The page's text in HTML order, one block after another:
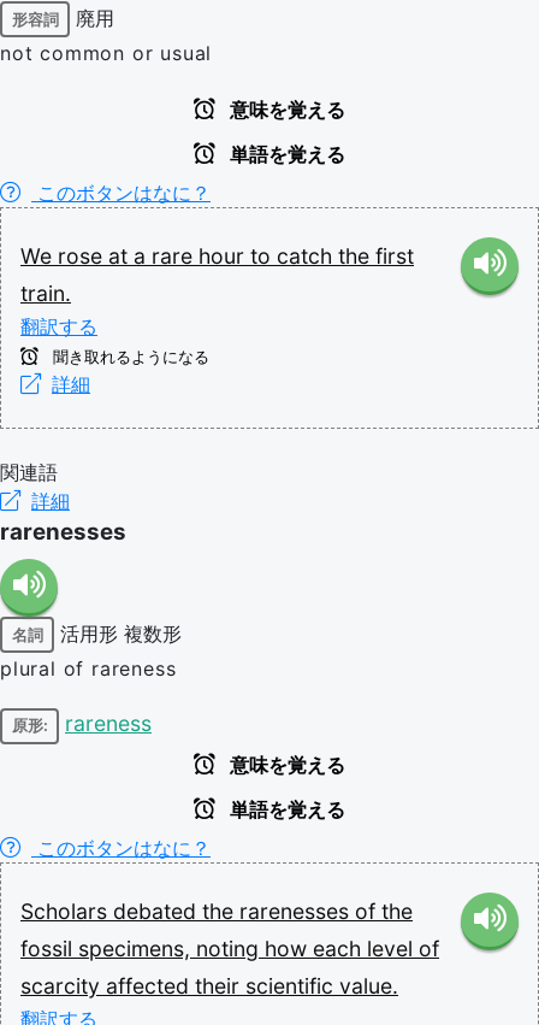
形容詞
廃用
not common or usual
意味を覚える
単語を覚える
このボタンはなに？
We rose at a rare hour to catch the first
train.
翻訳する
聞き取れるようになる
詳細
関連語
詳細
rarenesses
名詞 活用形 複数形
plural of rareness
原形: rareness
意味を覚える
単語を覚える
このボタンはなに？
Scholars debated the rarenesses of the
fossil specimens, noting how each level of
scarcity affected their scientific value.
翻訳する